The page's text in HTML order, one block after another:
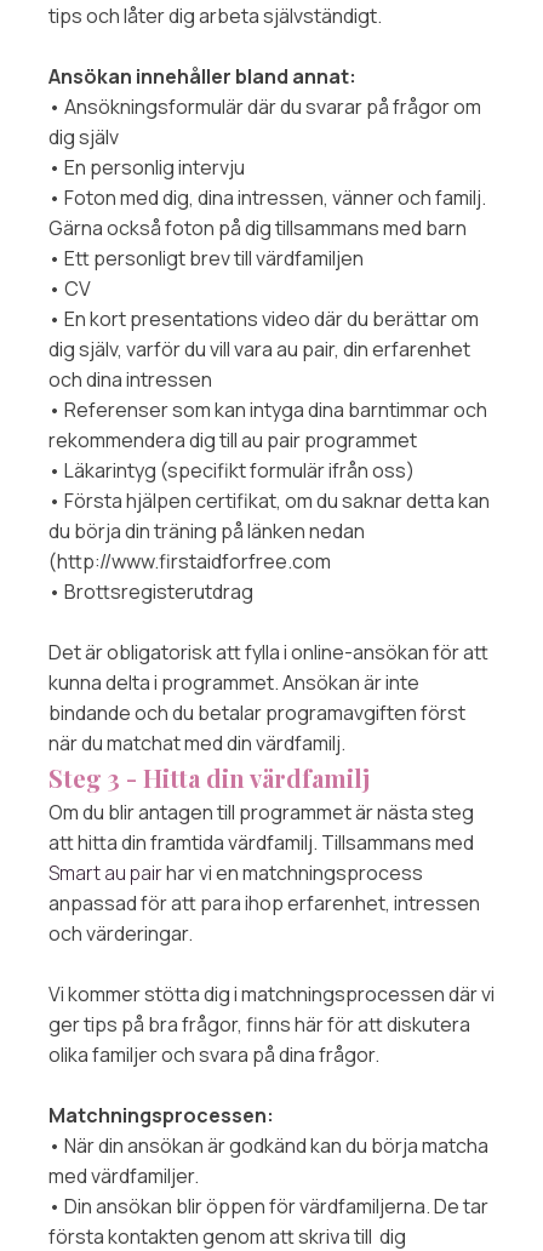
tips och låter dig arbeta självständigt.
Ansökan innehåller bland annat:
• Ansökningsformulär där du svarar på frågor om
dig själv
• En personlig intervju
• Foton med dig, dina intressen, vänner och familj.
Gärna också foton på dig tillsammans med barn
• Ett personligt brev till värdfamiljen
• CV
• En kort presentations video där du berättar om
dig själv, varför du vill vara au pair, din erfarenhet
och dina intressen
• Referenser som kan intyga dina barntimmar och
rekommendera dig till au pair programmet
• Läkarintyg (specifikt formulär ifrån oss)
• Första hjälpen certifikat, om du saknar detta kan
du börja din träning på länken nedan
(http://www.firstaidforfree.com
• Brottsregisterutdrag
Det är obligatorisk att fylla i online-ansökan för att
kunna delta i programmet. Ansökan är inte
bindande och du betalar programavgiften först
när du matchat med din värdfamilj.
Steg 3 - Hitta din värdfamilj
Om du blir antagen till programmet är nästa steg
att hitta din framtida värdfamilj. Tillsammans med
Smart au pairhar vi en matchningsprocess
anpassad för att para ihop erfarenhet, intressen
och värderingar.
Vi kommer stötta dig i matchningsprocessen där vi
ger tips på bra frågor, finns här för att diskutera
olika familjer och svara på dina frågor.
Matchningsprocessen:
• När din ansökan är godkänd kan du börja matcha
med värdfamiljer.
• Din ansökan blir öppen för värdfamiljerna. De tar
första kontakten genom att skriva till dig